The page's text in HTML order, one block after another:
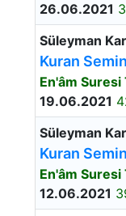
26.06.2021
Süleyman
Kuran
En'âm
19.06.2021
Süleyman
Kuran
En'âm
12.06.2021